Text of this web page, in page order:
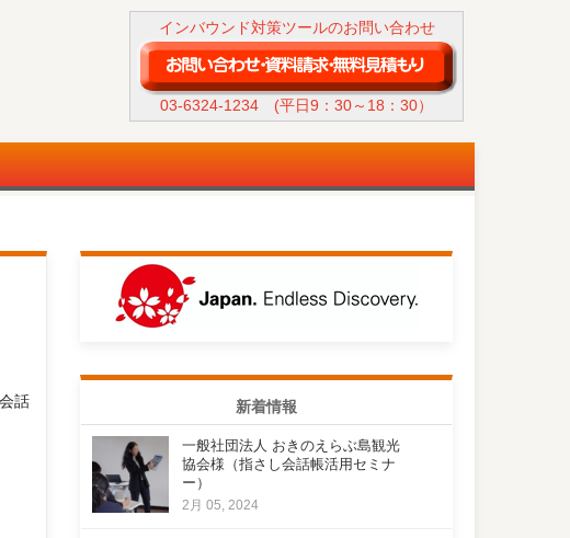
インバウンド対策ツールのお問い合わせ
03-6324-1234 (平日9：30～18：30）
話
新着情報
一般社団法人 おきのえらぶ島観光
協会様（指さし会話帳活用セミナ
ー）
2月 05, 2024